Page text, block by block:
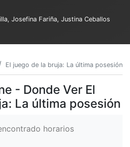
Josefina Fariña, Justina Ceballos
El juego de la bruja: La última posesión
- Donde Ver El
La última posesión
horarios